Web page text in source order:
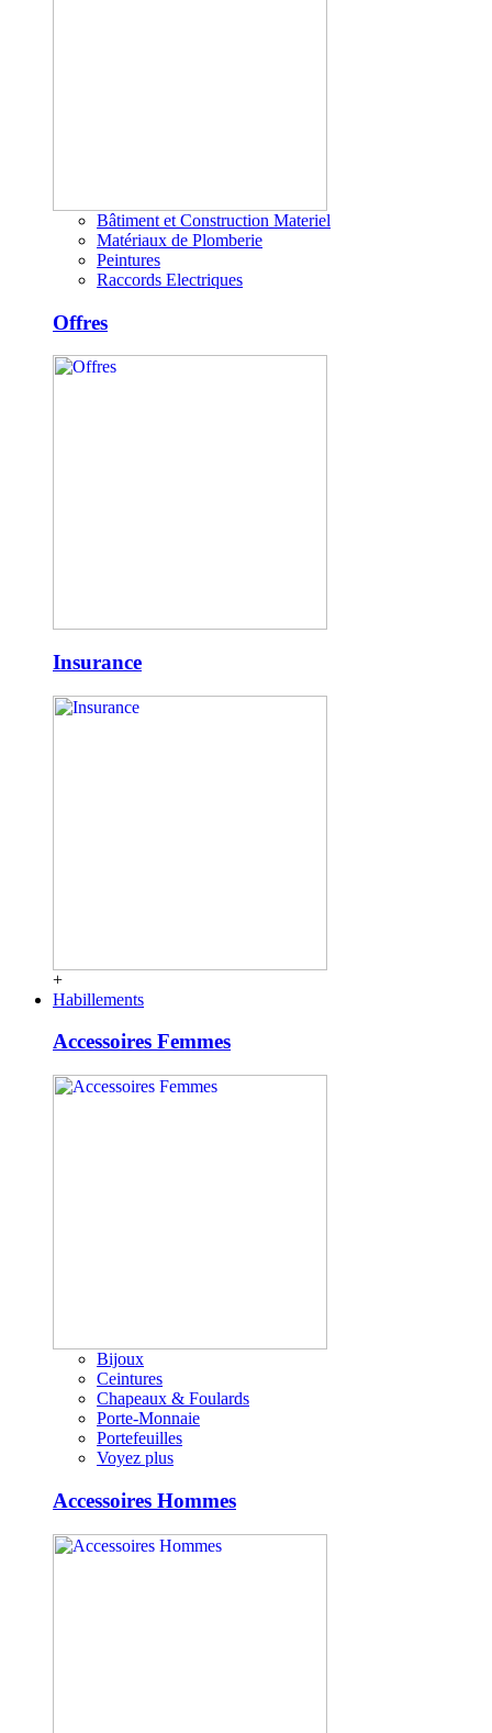
Bâtiment et Construction Materiel
Matériaux de Plomberie
Peintures
Raccords Electriques
Offres
Insurance
+
Habillements
Accessoires Femmes
Bijoux
Ceintures
Chapeaux & Foulards
Porte-Monnaie
Portefeuilles
Voyez plus
Accessoires Hommes